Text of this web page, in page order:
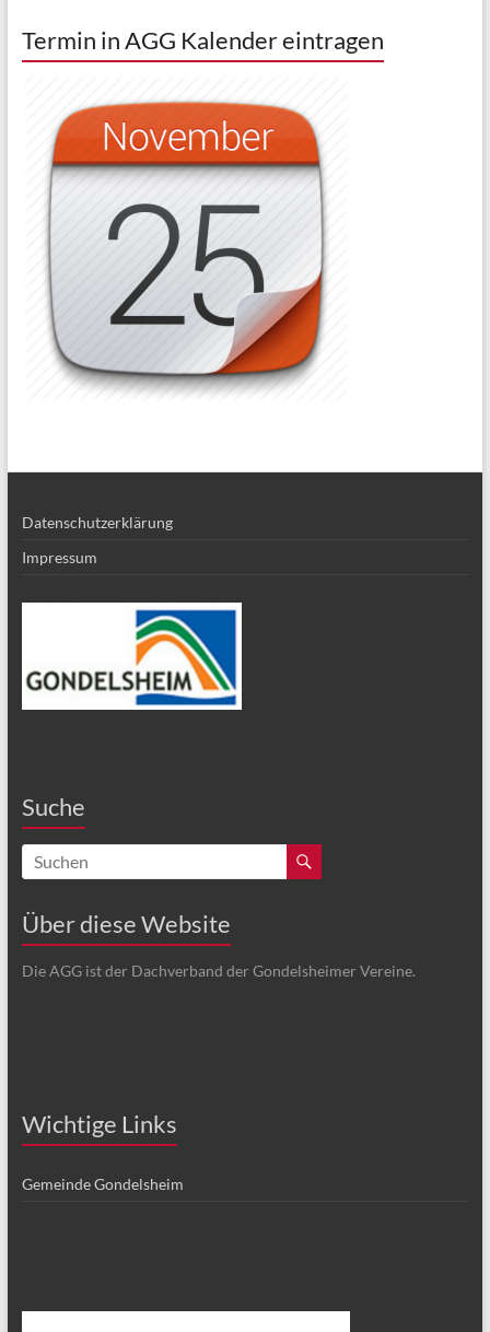
Termin in AGG Kalender eintragen
Datenschutzerklärung
Impressum
Suche
Über diese Website
Die AGG ist der Dachverband der Gondelsheimer Vereine.
Wichtige Links
Gemeinde Gondelsheim